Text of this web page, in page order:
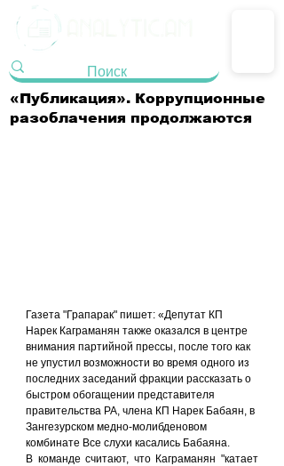
«Публикация». Коррупционные
разоблачения продолжаются
Газета "Грапарак" пишет: «Депутат КП
Нарек Каграманян также оказался в центре
внимания партийной прессы, после того как
не упустил возможности во время одного из
последних заседаний фракции рассказать о
быстром обогащении представителя
правительства РА, члена КП Нарек Бабаян, в
Зангезурском медно-молибденовом
комбинате Все слухи касались Бабаяна.
В команде считают, что Каграманян "катает